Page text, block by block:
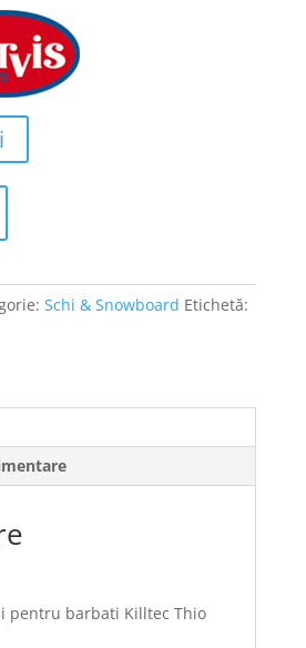
Schi & Snowboard Etichetă:
pentru barbati Killtec Thio